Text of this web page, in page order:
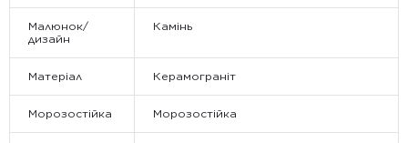
Малюнок/
дизайн
Камінь
Матеріал Керамограніт
Морозостійка Морозостійка